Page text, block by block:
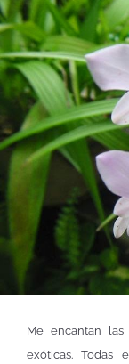
Me encantan las
exóticas. Todas